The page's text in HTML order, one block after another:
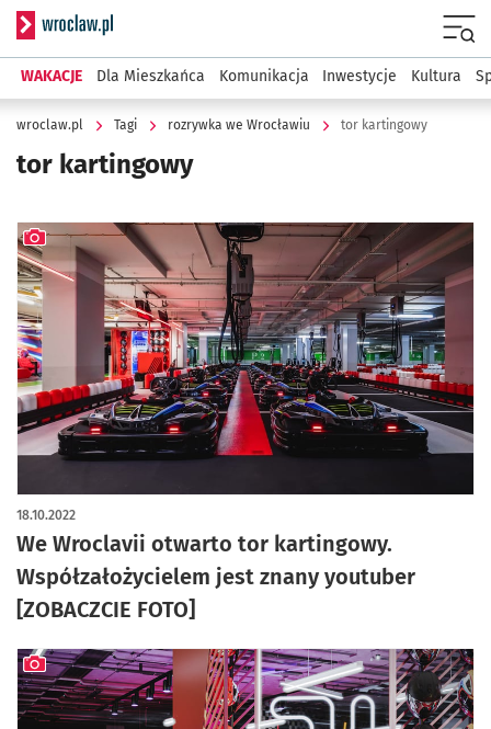
Serwis informacyjny wroclaw.pl
WAKACJE Dla Mieszkańca Komunikacja Inwestycje Kultura
wroclaw.pl Tagi rozrywka we Wrocławiu tor kartingowy
tor kartingowy
We Wroclavii otwarto tor kartingowy.
Współzałożycielem jest znany youtuber
[ZOBACZCIE FOTO]
18.10.2022
artykuł z galerią zdjęć